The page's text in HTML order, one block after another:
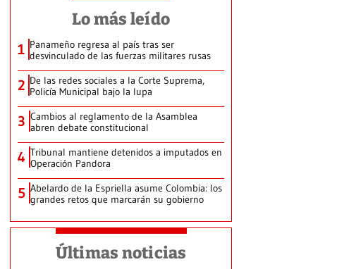
Lo más leído
1 Panameño regresa al país tras ser
desvinculado de las fuerzas militares rusas
2 De las redes sociales a la Corte Suprema,
Policía Municipal bajo la lupa
3 Cambios al reglamento de la Asamblea
abren debate constitucional
4 Tribunal mantiene detenidos a imputados en
Operación Pandora
5 Abelardo de la Espriella asume Colombia: los
grandes retos que marcarán su gobierno
Últimas noticias